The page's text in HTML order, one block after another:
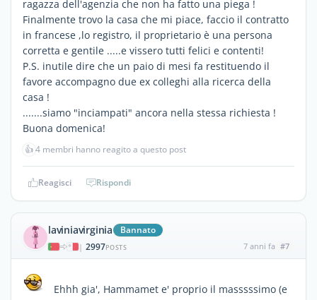
ragazza dell'agenzia che non ha fatto una piega !
Finalmente trovo la casa che mi piace, faccio il contratto
in francese ,lo registro, il proprietario è una persona
corretta e gentile .....e vissero tutti felici e contenti!
P.S. inutile dire che un paio di mesi fa restituendo il
favore accompagno due ex colleghi alla ricerca della
casa !
.......siamo "inciampati" ancora nella stessa richiesta !
Buona domenica!
👍4 membri hanno reagito a questo post
Reagisci Rispondi
laviniavirginia Bannato
| 2997POSTS 7 anni fa #7
Ehhh gia', Hammamet e' proprio il masssssimo (e